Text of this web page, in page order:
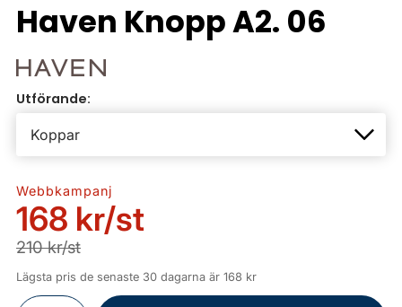
Haven Knopp A2. 06
Utförande:
Webbkampanj
168 kr/st
210 kr/st
Lägsta pris de senaste 30 dagarna är 168 kr